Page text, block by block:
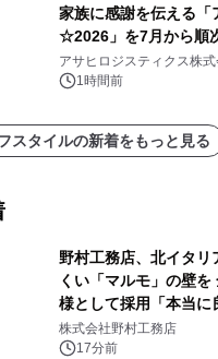
家族に感謝を伝える「
☆2026」を7月から順
アサヒロジスティクス株式
1時間前
スタイルの新着をもっと見る
野村工務店、北イタリ
くい「マルモ」の壁を
様として採用「本当に
こだわる」
株式会社野村工務店
17分前